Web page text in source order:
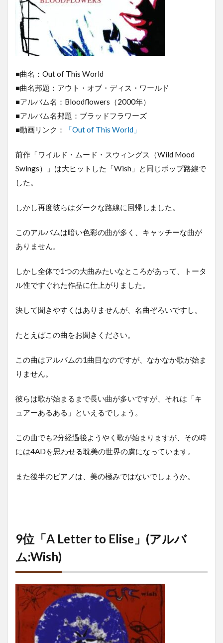
■曲名：Out of This World
■曲名邦題：アウト・オブ・ディス・ワールド
■アルバム名：Bloodflowers（2000年）
■アルバム名邦題：ブラッドフラワーズ
■動画リンク：
「Out of This World」
前作「ワイルド・ムード・スウィングス（Wild Mood
Swings）」は大ヒットした「Wish」と同じポップ路線で
した。
しかし再度彼らはダークな路線に回帰しました。
このアルバムは暗い色彩の曲が多く、キャッチーな曲が
ありません。
しかし全体で1つの大曲みたいなところがあって、トータ
ル性ですぐれた作品に仕上がりました。
決して聞きやすくはありませんが、名曲ぞろいですし。
たとえばこの曲をお聞きください。
この曲はアルバムの1曲目なのですが、なかなか歌が始ま
りません。
彼らは歌が始まるまで長い曲が多いですが、それは「キ
ュアーあるある」といえるでしょう。
この曲でも2分経過後ようやく歌が始まりますが、その時
には4ADを思わせる耽美の世界の虜になっています。
また後半のピアノは、美の極みではないでしょうか。
9位「A Letter to Elise」(アルバ
ム:Wish)